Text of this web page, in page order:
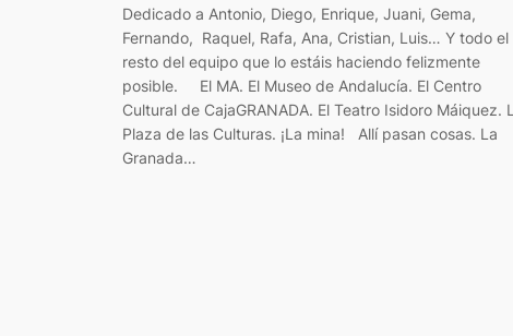
Dedicado a Antonio, Diego, Enrique, Juani, Gema,
Fernando, Raquel, Rafa, Ana, Cristian, Luis… Y todo el
resto del equipo que lo estáis haciendo felizmente
posible. El MA. El Museo de Andalucía. El Centro
Cultural de CajaGRANADA. El Teatro Isidoro Máiquez.
Plaza de las Culturas. ¡La mina! Allí pasan cosas. La
Granada…